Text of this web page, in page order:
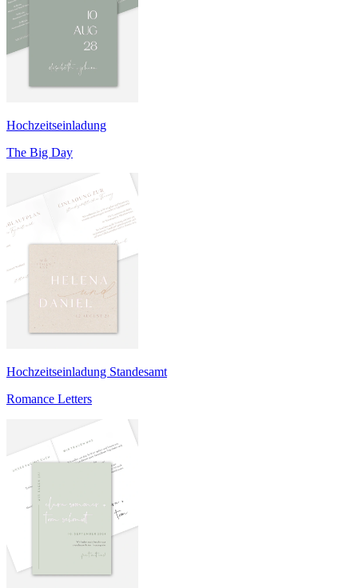
Hochzeitseinladung
The Big Day
Hochzeitseinladung Standesamt
Romance Letters